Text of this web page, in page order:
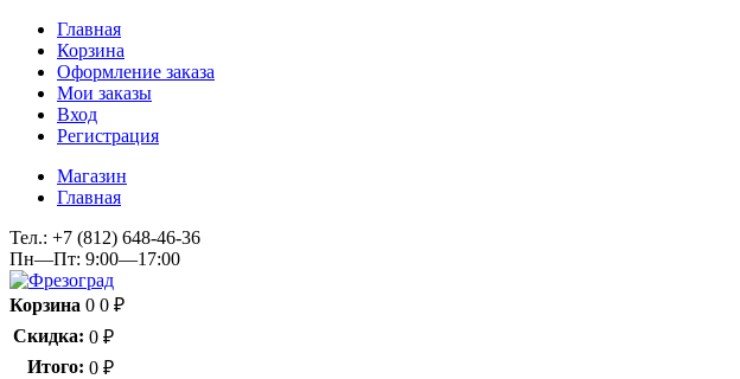
Главная
Корзина
Оформление заказа
Мои заказы
Вход
Регистрация
Магазин
Главная
Тел.: +7 (812) 648-46-36
Пн—Пт: 9:00—17:00
Корзина 0 0 ₽
Скидка: 0 ₽
Итого: 0 ₽